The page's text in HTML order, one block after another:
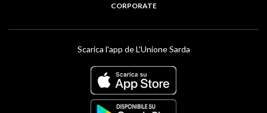
CORPORATE
Scarica l'app de L'Unione Sarda